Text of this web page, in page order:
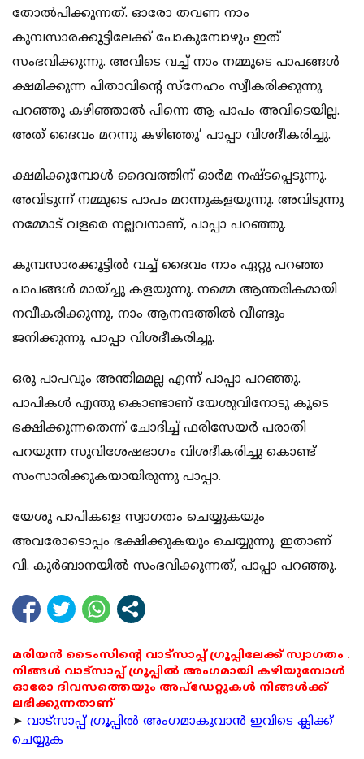
തോല്‍പിക്കുന്നത്. ഓരോ തവണ നാം
കുമ്പസാരക്കൂട്ടിലേക്ക് പോകുമ്പോഴും ഇത്
സംഭവിക്കുന്നു. അവിടെ വച്ച് നാം നമ്മുടെ പാപങ്ങള്‍
ക്ഷമിക്കുന്ന പിതാവിന്റെ സ്‌നേഹം സ്വീകരിക്കുന്നു.
പറഞ്ഞു കഴിഞ്ഞാല്‍ പിന്നെ ആ പാപം അവിടെയില്ല.
അത് ദൈവം മറന്നു കഴിഞ്ഞു’ പാപ്പാ വിശദീകരിച്ചു.
ക്ഷമിക്കുമ്പോള്‍ ദൈവത്തിന് ഓര്‍മ നഷ്ടപ്പെടുന്നു.
അവിടുന്ന് നമ്മുടെ പാപം മറന്നുകളയുന്നു. അവിടുന്നു
നമ്മോട് വളരെ നല്ലവനാണ്, പാപ്പാ പറഞ്ഞു.
കുമ്പസാരക്കൂട്ടില്‍ വച്ച് ദൈവം നാം ഏറ്റു പറഞ്ഞ
പാപങ്ങള്‍ മായ്ച്ചു കളയുന്നു. നമ്മെ ആന്തരികമായി
നവീകരിക്കുന്നു, നാം ആനന്ദത്തില്‍ വീണ്ടും
ജനിക്കുന്നു. പാപ്പാ വിശദീകരിച്ചു.
ഒരു പാപവും അന്തിമമല്ല എന്ന് പാപ്പാ പറഞ്ഞു.
പാപികള്‍ എന്തു കൊണ്ടാണ് യേശുവിനോടു കൂടെ
ഭക്ഷിക്കുന്നതെന്ന് ചോദിച്ച് ഫരിസേയര്‍ പരാതി
പറയുന്ന സുവിശേഷഭാഗം വിശദീകരിച്ചു കൊണ്ട്
സംസാരിക്കുകയായിരുന്നു പാപ്പാ.
യേശു പാപികളെ സ്വാഗതം ചെയ്യുകയും
അവരോടൊപ്പം ഭക്ഷിക്കുകയും ചെയ്യുന്നു. ഇതാണ്
വി. കുര്‍ബാനയില്‍ സംഭവിക്കുന്നത്, പാപ്പാ പറഞ്ഞു.
മരിയൻ ടൈംസിന്റെ വാട്സാപ്പ് ഗ്രൂപ്പിലേക്ക് സ്വാഗതം .
നിങ്ങൾ വാട്സാപ്പ് ഗ്രൂപ്പിൽ അംഗമായി കഴിയുമ്പോൾ
ഓരോ ദിവസത്തെയും അപ്ഡേറ്റുകൾ നിങ്ങൾക്ക്
ലഭിക്കുന്നതാണ്
➤ വാട്സാപ്പ് ഗ്രൂപ്പിൽ അംഗമാകുവാൻ ഇവിടെ ക്ലിക്ക്
ചെയ്യുക